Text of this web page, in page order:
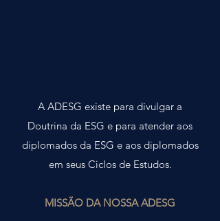
A ADESG existe para divulgar a
Doutrina da ESG e para atender aos
diplomados da ESG e aos diplomados
em seus Ciclos de Estudos.
MISSÃO DA NOSSA ADESG